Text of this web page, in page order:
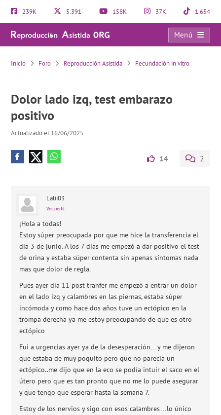
239K 5.391 158K 37K 1.654
Menú
Dolor lado izq, test embarazo positivo
Inicio Foro Reproducción Asistida Fecundación in vitro
Dolor lado izq, test embarazo
positivo
Actualizado el 16/06/2025
14 2
Lalii03
Ver perfil
¡Hola a todas!
Estoy súper preocupada por que me hice la transferencia el
día 3 de junio. A los 7 días me empezó a dar positivo el test
de orina y estaba súper contenta sin apenas síntomas nada
mas que dolor de regla.
Pues ayer día 11 post tranfer me empezó a entrar un dolor
en el lado izq y calambres en las piernas, estaba súper
incómoda y como hace dos años tuve un ectópico en la
trompa derecha ya me estoy preocupando de que es otro
ectópico
Fui a urgencias ayer ya de la desesperación…y me dijeron
que estaba de muy poquito pero que no parecía un
ectópico..me dijo que en la eco se podía intuir el saco en el
útero pero que es tan pronto que no me lo puede asegurar
y que tengo que esperar hasta la semana 7.
Estoy de los nervios y sigo con esos calambres…lo único